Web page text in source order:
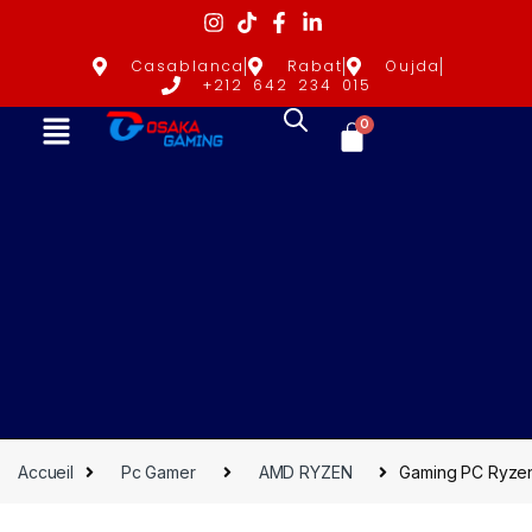
Casablanca Rabat
Oujda
+212 642 234 015
0
Accueil Pc Gamer AMD RYZEN Gaming PC